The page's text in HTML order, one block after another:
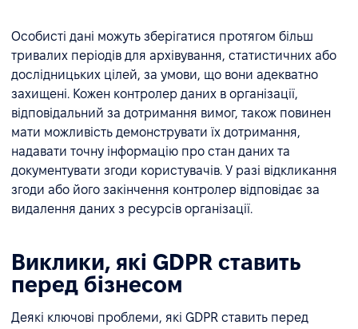
Особисті дані можуть зберігатися протягом більш
тривалих періодів для архівування, статистичних або
дослідницьких цілей, за умови, що вони адекватно
захищені. Кожен контролер даних в організації,
відповідальний за дотримання вимог, також повинен
мати можливість демонструвати їх дотримання,
надавати точну інформацію про стан даних та
документувати згоди користувачів. У разі відкликання
згоди або його закінчення контролер відповідає за
видалення даних з ресурсів організації.
Виклики, які GDPR ставить
перед бізнесом
Деякі ключові проблеми, які GDPR ставить перед